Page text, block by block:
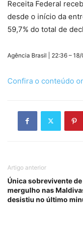
Receita Federal
desde o início da
59,7% do total de
Agência Brasil | 22:36 –
Confira o conteúdo
Artigo anterior
Única sobrevivente de
mergulho nas
desistiu no último